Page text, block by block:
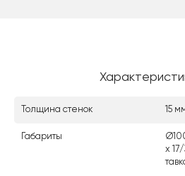
Толщина стенок 15
Габариты
х